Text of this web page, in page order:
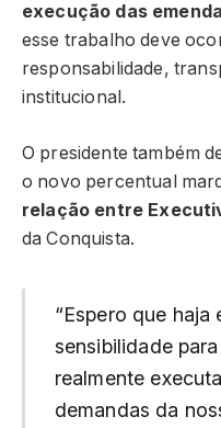
execução das
esse trabalho deve
responsabilidade,
institucional.
O presidente também
o novo percentual
relação entre
da Conquista.
“Espero que
sensibilidade
realmente
demandas da